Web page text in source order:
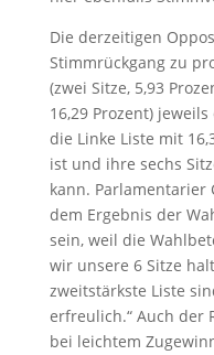
Die derzeitigen
Stimmrückgang zu
(zwei Sitze, 5,93
16,29 Prozent)
die Linke Liste mit
ist und ihre sechs
kann. Parlamentarier
dem Ergebnis der
sein, weil die
wir unsere 6 Sitze
zweitstärkste Liste
erfreulich.“ Auch der
bei leichtem